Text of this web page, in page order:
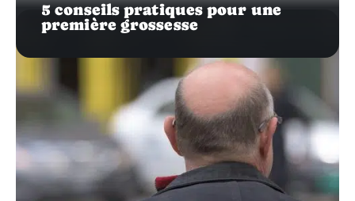
5 conseils pratiques pour une
première grossesse